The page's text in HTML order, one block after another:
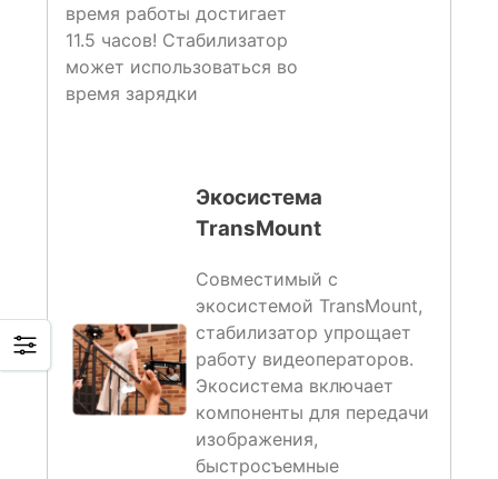
время работы достигает
11.5 часов! Стабилизатор
может использоваться во
время зарядки
Экосистема
TransMount
Совместимый с
экосистемой TransMount,
стабилизатор упрощает
работу видеоператоров.
Экосистема включает
компоненты для передачи
изображения,
быстросъемные